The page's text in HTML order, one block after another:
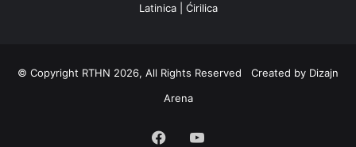
Latinica| Ćirilica
© Copyright RTHN 2026, All Rights Reserved Created by Dizajn
Arena
Facebook